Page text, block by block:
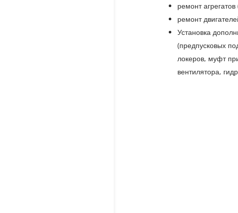
ремонт
ремонт
Установка
(предпусковых
локеров, муфт
вентилятора,